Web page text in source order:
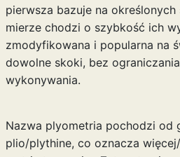
pierwsza bazuje na
mierze chodzi o szybkość ich
zmodyfikowana i popularna na
dowolne skoki, bez
wykonywania.
Nazwa plyometria pochodzi od
plio/plythine, co oznacza